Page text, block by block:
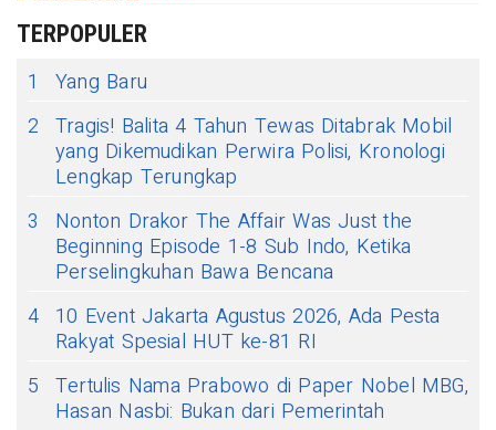
TERPOPULER
1
Yang Baru
2 Tragis! Balita 4 Tahun Tewas Ditabrak Mobil
yang Dikemudikan Perwira Polisi, Kronologi
Lengkap Terungkap
3
Nonton Drakor The Affair Was Just the
Beginning Episode 1-8 Sub Indo, Ketika
Perselingkuhan Bawa Bencana
4 10 Event Jakarta Agustus 2026, Ada Pesta
Rakyat Spesial HUT ke-81 RI
5 Tertulis Nama Prabowo di Paper Nobel MBG,
Hasan Nasbi: Bukan dari Pemerintah